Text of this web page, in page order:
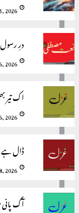
2026
درِ
2026
اک
2026
ڈال ہے
2026
آگ